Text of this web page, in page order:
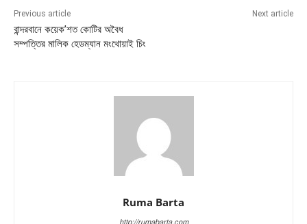
Previous article
বান্দরবানে কয়েক’শত কোটির অবৈধ
সম্পত্তির মালিক হেডম্যান মংথোয়াই চিং
Next article
Ruma Barta
http://rumabarta.com